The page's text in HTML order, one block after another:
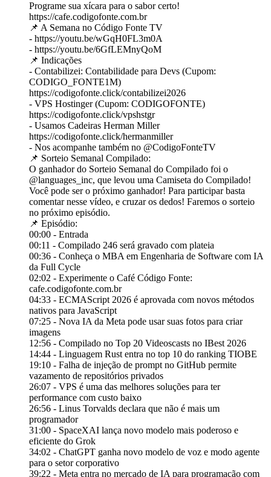
Programe sua xícara para o sabor certo!
https://cafe.codigofonte.com.br
📌 A Semana no Código Fonte TV
- https://youtu.be/wGqH0FL3m0A
- https://youtu.be/6GfLEMnyQoM
📌 Indicações
- Contabilizei: Contabilidade para Devs (Cupom:
CODIGO_FONTE1M)
https://codigofonte.click/contabilizei2026
- VPS Hostinger (Cupom: CODIGOFONTE)
https://codigofonte.click/vpshstgr
- Usamos Cadeiras Herman Miller
https://codigofonte.click/hermanmiller
- Nos acompanhe também no @‌CodigoFonteTV
📌 Sorteio Semanal Compilado:
O ganhador do Sorteio Semanal do Compilado foi o
@‌languages_inc, que levou uma Camiseta do Compilado!
Você pode ser o próximo ganhador! Para participar basta
comentar nesse vídeo, e cruzar os dedos! Faremos o sorteio
no próximo episódio.
📌 Episódio:
00:00 - Entrada
00:11 - Compilado 246 será gravado com plateia
00:36 - Conheça o MBA em Engenharia de Software com IA
da Full Cycle
02:02 - Experimente o Café Código Fonte:
cafe.codigofonte.com.br
04:33 - ECMAScript 2026 é aprovada com novos métodos
nativos para JavaScript
07:25 - Nova IA da Meta pode usar suas fotos para criar
imagens
12:56 - Compilado no Top 20 Videoscasts no IBest 2026
14:44 - Linguagem Rust entra no top 10 do ranking TIOBE
19:10 - Falha de injeção de prompt no GitHub permite
vazamento de repositórios privados
26:07 - VPS é uma das melhores soluções para ter
performance com custo baixo
26:56 - Linus Torvalds declara que não é mais um
programador
31:00 - SpaceXAI lança novo modelo mais poderoso e
eficiente do Grok
34:02 - ChatGPT ganha novo modelo de voz e modo agente
para o setor corporativo
39:22 - Meta entra no mercado de IA para programação com